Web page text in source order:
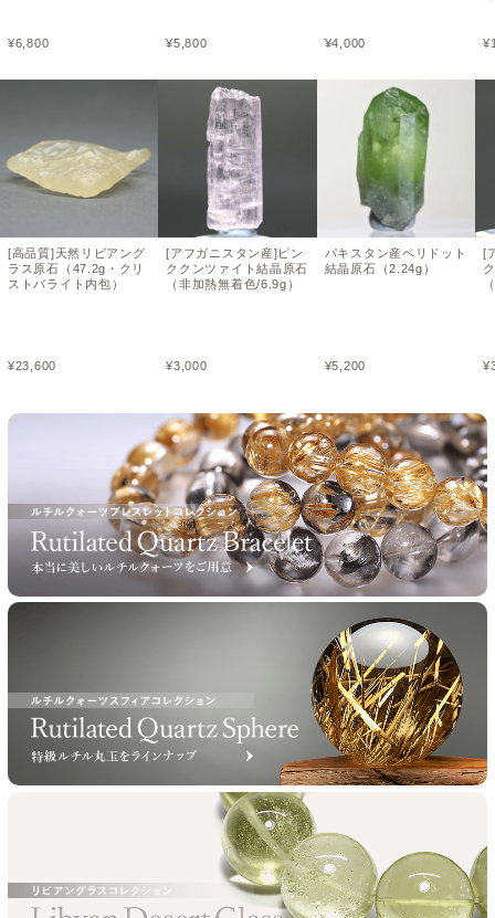
¥6,800
[高品質]天然リビアング
ラス原石（47.2g・クリ
ストバライト内包）
¥23,600
¥5,800
[アフガニスタン産]ピン
ククンツァイト結晶原石
（非加熱無着色/6.9g）
¥3,000
¥4,000
パキスタン産ペリドット
結晶原石（2.24g）
¥5,200
¥
[
¥